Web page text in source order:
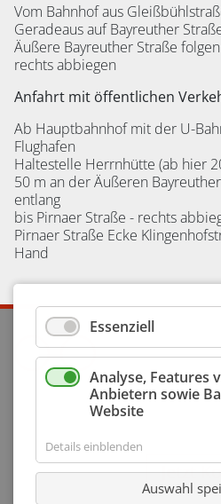
Vom Bahnhof aus
Geradeaus auf Bayreuther
Äußere Bayreuther Straße
rechts abbiegen
Anfahrt mit öffentlichen
Ab Hauptbahnhof mit der U-
Flughafen
Haltestelle Herrnhütte (ab hier
50 m an der Äußeren
entlang
bis Pirnaer Straße - rechts
Pirnaer Straße Ecke
Hand
Interesse
Jetzt
Essenziell
Analyse, Features
Anbietern sowie
Website
Details einblenden
Auswahl